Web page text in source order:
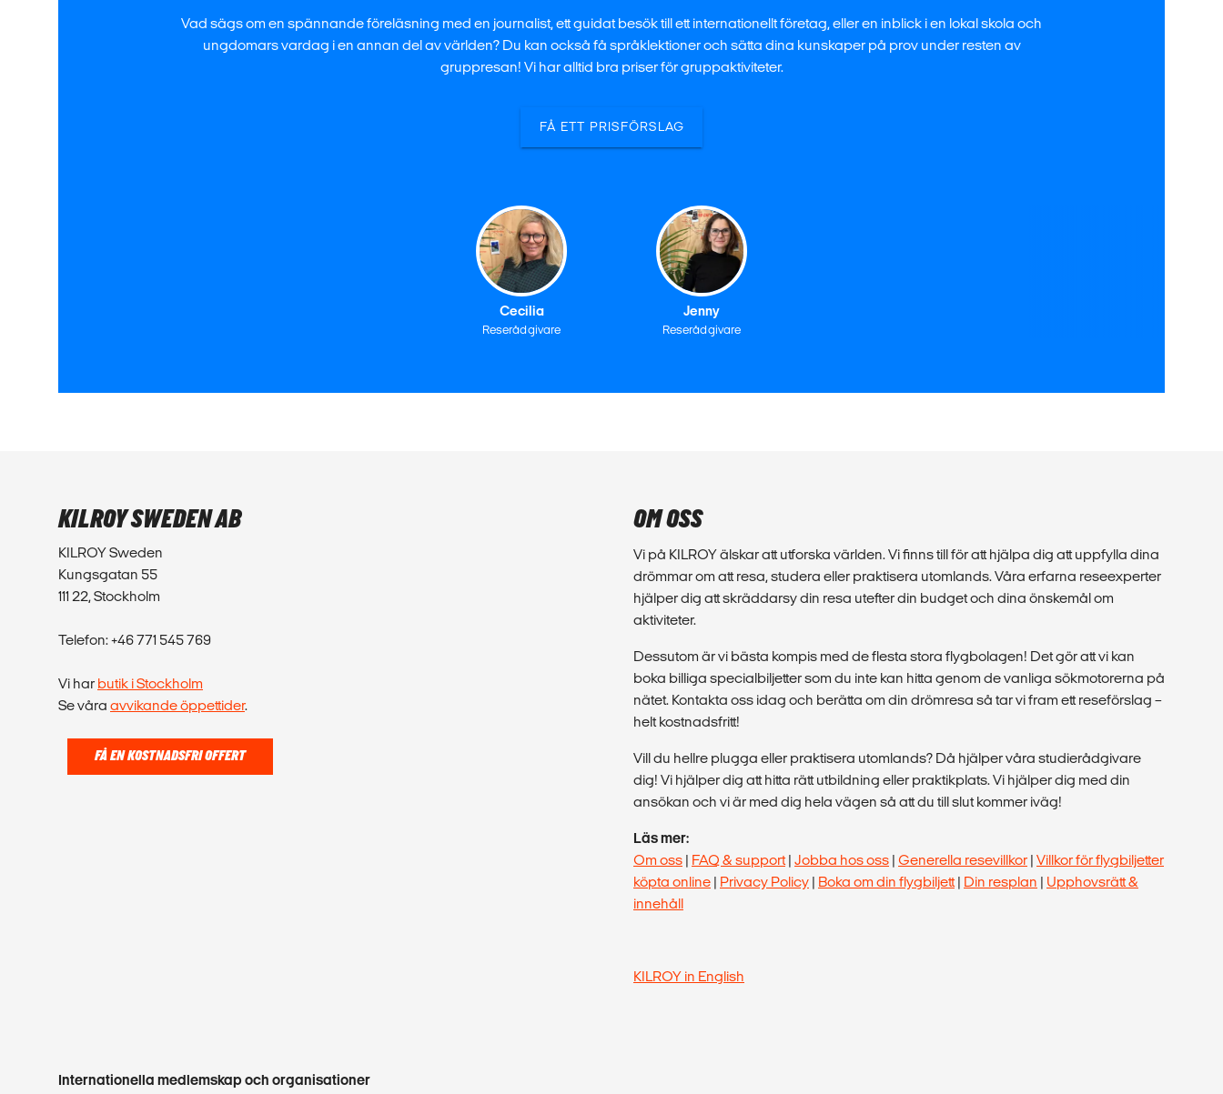
Vad sägs om en spännande föreläsning med en journalist, ett guidat besök till ett internationellt företag, eller en inblick i en lokal skola och
ungdomars vardag i en annan del av världen? Du kan också få språklektioner och sätta dina kunskaper på prov under resten av
gruppresan! Vi har alltid bra priser för gruppaktiviteter.
FÅ ETT PRISFÖRSLAG
Cecilia
Reserådgivare
Jenny
Reserådgivare
KILROY SWEDEN AB
KILROY Sweden
Kungsgatan 55
111 22, Stockholm
Telefon: +46 771 545 769
Vi har butik i Stockholm
Se våra avvikande öppettider.
FÅ EN KOSTNADSFRI OFFERT
OM OSS
Vi på KILROY älskar att utforska världen. Vi finns till för att hjälpa dig att uppfylla dina
drömmar om att resa, studera eller praktisera utomlands. Våra erfarna reseexperter
hjälper dig att skräddarsy din resa utefter din budget och dina önskemål om
aktiviteter.
Dessutom är vi bästa kompis med de flesta stora flygbolagen! Det gör att vi kan
boka billiga specialbiljetter som du inte kan hitta genom de vanliga sökmotorerna på
nätet. Kontakta oss idag och berätta om din drömresa så tar vi fram ett reseförslag –
helt kostnadsfritt!
Vill du hellre plugga eller praktisera utomlands? Då hjälper våra studierådgivare
dig! Vi hjälper dig att hitta rätt utbildning eller praktikplats. Vi hjälper dig med din
ansökan och vi är med dig hela vägen så att du till slut kommer iväg!
Läs mer:
Om oss | FAQ & support| Jobba hos oss | Generella resevillkor | Villkor för flygbiljetter
köpta online | Privacy Policy | Boka om din flygbiljett| Din resplan | Upphovsrätt &
innehåll
KILROY in English
Internationella medlemskap och organisationer